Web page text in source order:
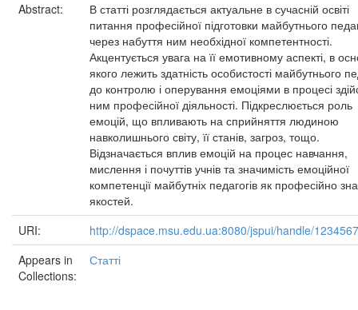
Abstract:
В статті розглядається актуальне в сучасній освіті
питання професійної підготовки майбутнього
через набуття ним необхідної компетентності.
Акцентується увага на її емотивному аспекті, в
якого лежить здатність особистості майбутнього
до контролю і оперування емоціями в процесі
ним професійної діяльності. Підкреслюється роль
емоцій, що впливають на сприйняття людиною
навколишнього світу, її станів, загроз, тощо.
Відзначається вплив емоцій на процес навчання,
мислення і почуттів учнів та значимість емоційної
компетенції майбутніх педагогів як професійно
якостей.
URI:
http://dspace.msu.edu.ua:8080/jspui/handle/
Appears in
Collections:
Статті